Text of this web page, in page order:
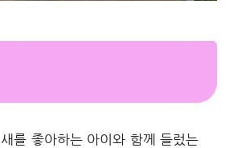
를 좋아하는 아이와 함께 들렀는